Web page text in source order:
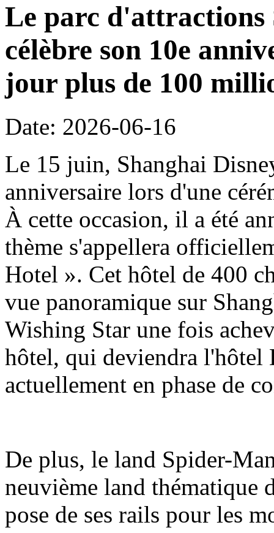
Le parc d'attractions
célèbre son 10e
jour plus de 100
Date: 2026-06-16
Le 15 juin, Shanghai
anniversaire lors d'une
À cette occasion, il a été
thème s'appellera
Hotel ». Cet hôtel de 400
vue panoramique sur
Wishing Star une fois
hôtel, qui deviendra l'hôtel
actuellement en phase de
De plus, le land Spider-
neuvième land thématique
pose de ses rails pour les